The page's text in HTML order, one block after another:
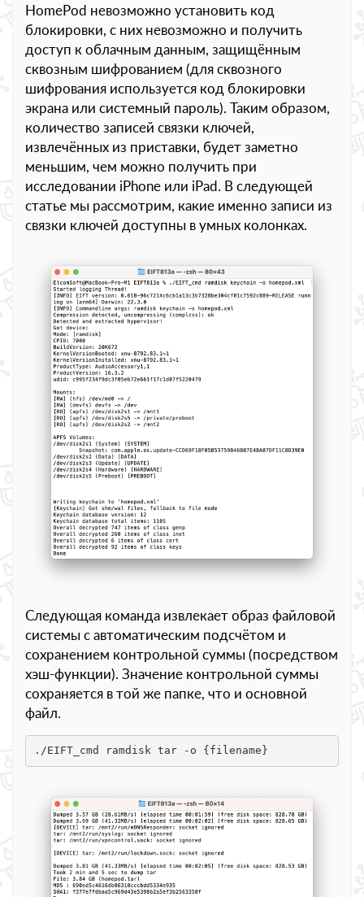
HomePod невозможно установить код
блокировки, с них невозможно и получить
доступ к облачным данным, защищённым
сквозным шифрованием (для сквозного
шифрования используется код блокировки
экрана или системный пароль). Таким образом,
количество записей связки ключей,
извлечённых из приставки, будет заметно
меньшим, чем можно получить при
исследовании iPhone или iPad. В следующей
статье мы рассмотрим, какие именно записи из
связки ключей доступны в умных колонках.
Следующая команда извлекает образ файловой
системы с автоматическим подсчётом и
сохранением контрольной суммы (посредством
хэш-функции). Значение контрольной суммы
сохраняется в той же папке, что и основной
файл.
./EIFT_cmd ramdisk tar -o {filename}